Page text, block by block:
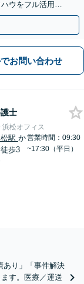
ウをフル活用
8分】
お問い合わせ
士
松オフィス
駅 か
徒歩3
営業時間：09:30
~17:30（平日）
あり」「事件解決
す。医療／運送